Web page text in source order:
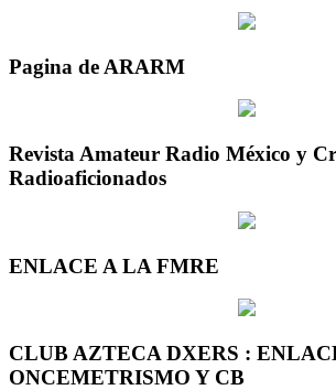
Pagina de ARARM
Revista Amateur Radio México y
Radioaficionados
ENLACE A LA FMRE
CLUB AZTECA DXERS :
ONCEMETRISMO Y CB